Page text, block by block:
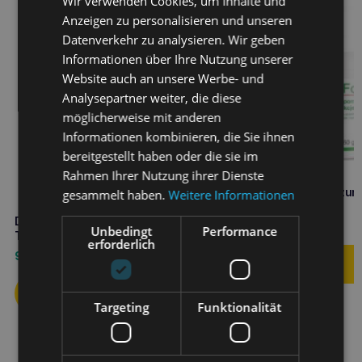
DOLFOS Dolvit HMB 90
Tabletten Fitness Muskeln
9,90
DOLFOS ChitoFos 150g zur
Nierenfunktion
8,90€
Anzeigen zu personalisieren und unseren
Datenverkehr zu analysieren. Wir geben
Informationen über Ihre Nutzung unserer
Website auch an unsere Werbe- und
Analysepartner weiter, die diese
möglicherweise mit anderen
Informationen kombinieren, die Sie ihnen
bereitgestellt haben oder die sie im
Rahmen Ihrer Nutzung ihrer Dienste
gesammelt haben.Weitere Informationen
Unbedingt
erforderlich
Performance
Targeting Funktionalität